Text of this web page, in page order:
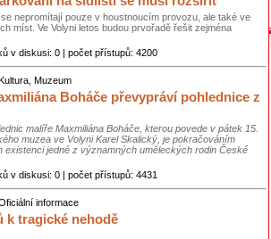
nepromítají pouze v houstnoucím provozu, ale také ve
míst. Ve Volyni letos budou prvořadě řešit zejména
v diskusi: 0 | počet přístupů: 4200
Muzeum
Boháče převypráví pohlednice z
malíře Maxmiliána Boháče, kterou povede v pátek 15.
muzea ve Volyni Karel Skalický, je pokračováním
existenci jedné z významných uměleckých rodin České
v diskusi: 0 | počet přístupů: 4431
informace
k tragické nehodě